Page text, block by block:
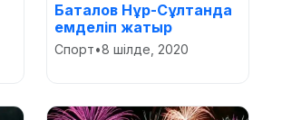
Баталов Нұр-Сұлтанда
емделіп жатыр
Спорт•8 шілде, 2020